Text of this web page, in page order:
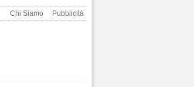
Chi Siamo Pubblicità